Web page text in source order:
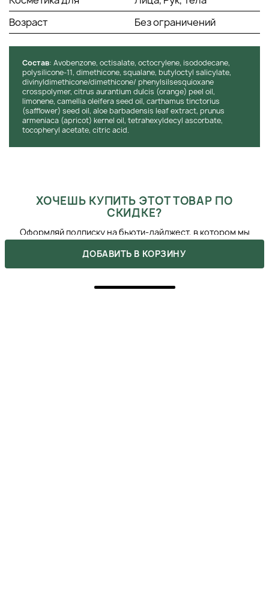
Инструкция по хранению:
Храните в прохладном месте,
избегайте прямого воздействия солнечных лучей.
Тщательно закрывайте упаковку после каждого
Возраст
Без ограничений
Состав: Аvobenzone, оctisalate, оctocrylene, isododecane,
polysilicone-11, dimethicone, squalane, butyloctyl salicylate,
divinyldimethicone/dimethicone/ phenylsilsesquioxane
crosspolymer, citrus aurantium dulcis (orange) peel oil,
limonene, camellia oleifera seed oil, carthamus tinctorius
(safflower) seed oil, aloe barbadensis leaf extract, prunus
armeniaca (apricot) kernel oil, tetrahexyldecyl ascorbate,
tocopheryl acetate, citric acid.
ХОЧЕШЬ КУПИТЬ ЭТОТ ТОВАР ПО
СКИДКЕ?
Оформляй подписку на бьюти-дайджест, в котором мы
ты можешь получить промокоды после сделанных покупок.
ДОБАВИТЬ В КОРЗИНУ